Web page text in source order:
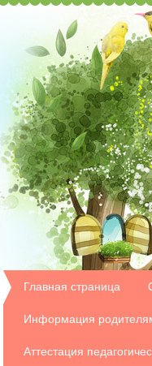
Главная страница
Информация
Аттестация